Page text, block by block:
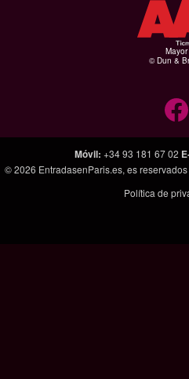
© Dun &
Móvil: +34 93 181 67 02
© 2026 EntradasenParis.es, es
Política de